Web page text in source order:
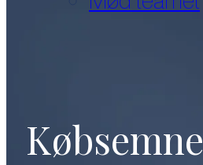
Købsemne